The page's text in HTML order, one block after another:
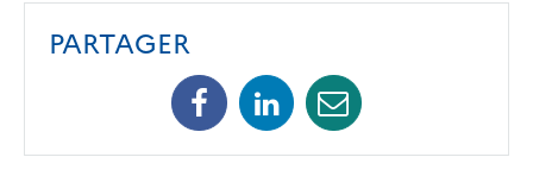
PARTAGER
Facebook
(opens
a
Linkedin
(opens
a
Mail
(opens
a